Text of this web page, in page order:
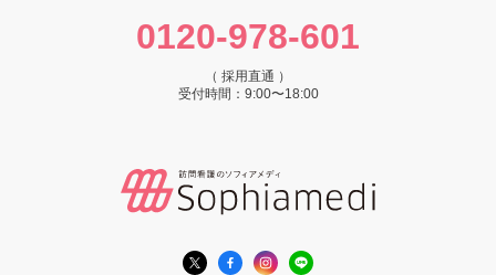
0120-978-601
（ 採用直通 ）
受付時間：9:00〜18:00